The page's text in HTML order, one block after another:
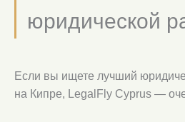
юридической
Если вы ищете лучший
на Кипре, LegalFly Cyprus —